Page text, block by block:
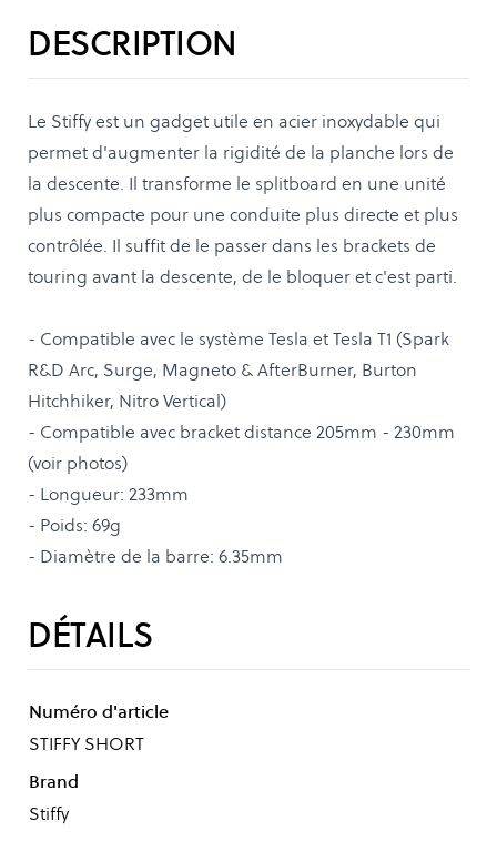
DESCRIPTION
Le Stiffy est un gadget utile en acier inoxydable qui
permet d'augmenter la rigidité de la planche lors de
la descente. Il transforme le splitboard en une unité
plus compacte pour une conduite plus directe et plus
contrôlée. Il suffit de le passer dans les brackets de
touring avant la descente, de le bloquer et c'est parti.
- Compatible avec le système Tesla et Tesla T1 (Spark
R&D Arc, Surge, Magneto & AfterBurner, Burton
Hitchhiker, Nitro Vertical)
- Compatible avec bracket distance 205mm - 230mm
(voir photos)
- Longueur: 233mm
- Poids: 69g
- Diamètre de la barre: 6.35mm
DÉTAILS
Numéro d'article
STIFFY SHORT
Brand
Stiffy